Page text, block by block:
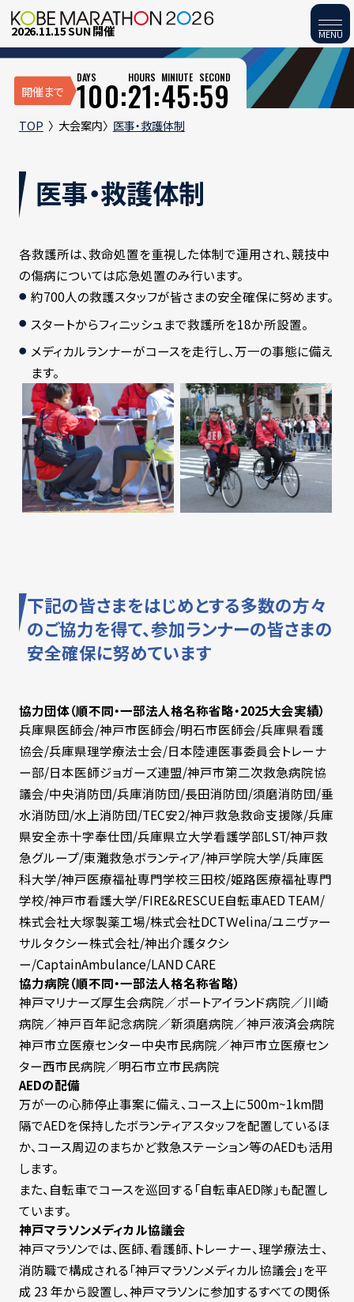
2026.11.15 SUN 開催
開催まで 100:
DAYS 21:
HOURS 45:
MINIUTE 58
SECOND
TOP 大会案内 医事・救護体制
医事・救護体制
各救護所は、救命処置を重視した体制で運用され、競技中
の傷病については応急処置のみ行います。
約700人の救護スタッフが皆さまの安全確保に努めます。
スタートからフィニッシュまで救護所を18か所設置。
メディカルランナーがコースを走行し、万一の事態に備え
ます。
下記の皆さまをはじめとする多数の方々
のご協力を得て、参加ランナーの皆さまの
安全確保に努めています
協力団体（順不同・一部法人格名称省略・2025大会実績）
兵庫県医師会/神戸市医師会/明石市医師会/兵庫県看護
協会/兵庫県理学療法士会/日本陸連医事委員会トレーナ
ー部/日本医師ジョガーズ連盟/神戸市第二次救急病院協
議会/中央消防団/兵庫消防団/長田消防団/須磨消防団/垂
水消防団/水上消防団/TEC安2/神戸救急救命支援隊/兵庫
県安全赤十字奉仕団/兵庫県立大学看護学部LST/神戸救
急グループ/東灘救急ボランティア/神戸学院大学/兵庫医
科大学/神戸医療福祉専門学校三田校/姫路医療福祉専門
学校/神戸市看護大学/FIRE&RESCUE自転車AED TEAM/
株式会社大塚製薬工場/株式会社DCTＷelina/ユニヴァー
サルタクシー株式会社/神出介護タクシ
ー/CaptainAmbulance/LAND CARE
協力病院（順不同・一部法人格名称省略）
神戸マリナーズ厚生会病院／ポートアイランド病院／川崎
病院／神戸百年記念病院／新須磨病院／神戸液済会病院
神戸市立医療センター中央市民病院／神戸市立医療セン
ター西市民病院／明石市立市民病院
AEDの配備
万が一の心肺停止事案に備え、コース上に500m~1km間
隔でAEDを保持したボランティアスタッフを配置しているほ
か、コース周辺のまちかど救急ステーション等のAEDも活用
します。
また、自転車でコースを巡回する「自転車AED隊」も配置し
ています。
神戸マラソンメディカル協議会
神戸マラソンでは、医師、看護師、トレーナー、理学療法士、
消防職で構成される「神戸マラソンメディカル協議会」を平
成 23年から設置し、神戸マラソンに参加するすべての関係
MENU